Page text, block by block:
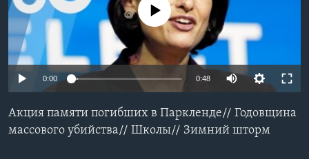
Learning English
СОЦИАЛЬНЫЕ СЕТИ
Языки
No media source currently available
0:00 0:48
Акция памяти погибших в Паркленде// Годовщина
массового убийства// Школы// Зимний шторм